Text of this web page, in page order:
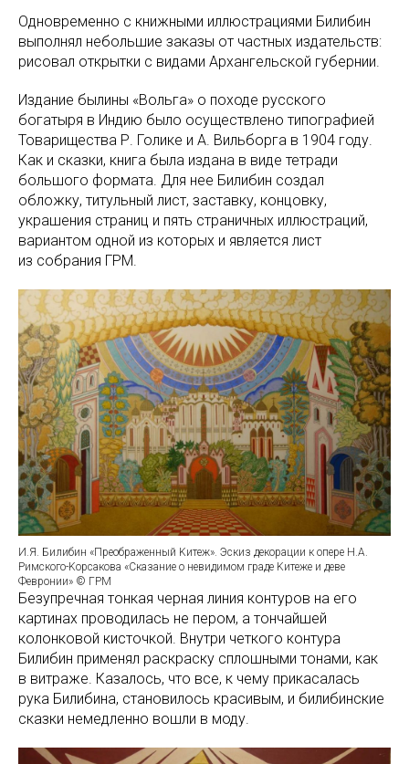
Одновременно с книжными иллюстрациями Билибин
выполнял небольшие заказы от частных издательств:
рисовал открытки с видами Архангельской губернии.
Издание былины «Вольга» о походе русского
богатыря в Индию было осуществлено типографией
Товарищества Р. Голике и А. Вильборга в 1904 году.
Как и сказки, книга была издана в виде тетради
большого формата. Для нее Билибин создал
обложку, титульный лист, заставку, концовку,
украшения страниц и пять страничных иллюстраций,
вариантом одной из которых и является лист
из собрания ГРМ.
И.Я. Билибин «Преображенный Kитеж». Эскиз декорации к опере Н.А.
Римского-Kорсакова «Сказание о невидимом граде Kитеже и деве
Февронии» © ГРМ
Безупречная тонкая черная линия контуров на его
картинах проводилась не пером, а тончайшей
колонковой кисточкой. Внутри четкого контура
Билибин применял раскраску сплошными тонами, как
в витраже. Казалось, что все, к чему прикасалась
рука Билибина, становилось красивым, и билибинские
сказки немедленно вошли в моду.